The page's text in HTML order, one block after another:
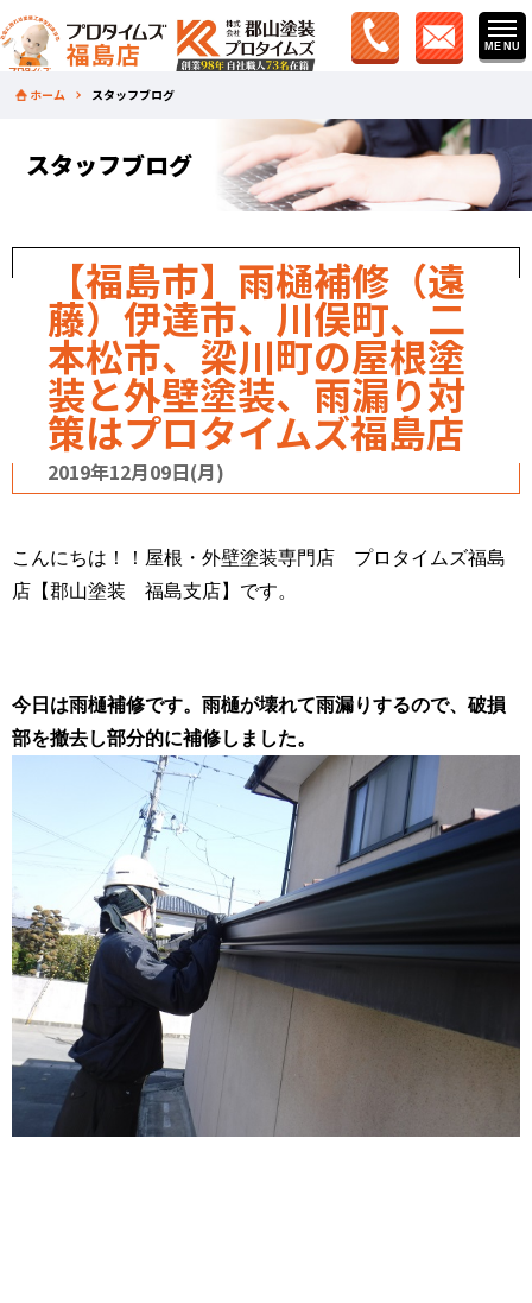
ホーム スタッフブログ
スタッフブログ
【福島市】雨樋補修（遠
藤）伊達市、川俣町、二
本松市、梁川町の屋根塗
装と外壁塗装、雨漏り対
策はプロタイムズ福島店
2019年12月09日(月)
こんにちは！！屋根・外壁塗装専門店 プロタイムズ福島
店【郡山塗装 福島支店】です。
今日は雨樋補修です。雨樋が壊れて雨漏りするので、破損
部を撤去し部分的に補修しました。